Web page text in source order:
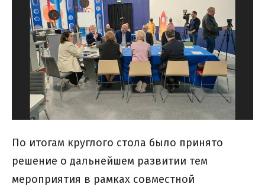
По итогам круглого стола было принято
решение о дальнейшем развитии тем
мероприятия в рамках совместной